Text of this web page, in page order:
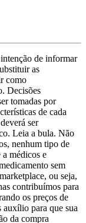
de informar
as
como
Decisões
tomadas por
de cada
ser
Leia a bula. Não
nenhum tipo de
a médicos e
sem
ou seja,
contribuímos para
os preços de
para que sua
da compra